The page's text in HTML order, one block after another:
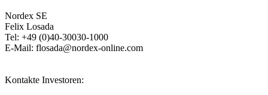
Nordex SE
Felix Losada
Tel: +49 (0)40-30030-1000
E-Mail: flosada@nordex-online.com
Kontakte Investoren: